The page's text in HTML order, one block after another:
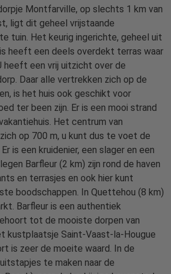
Montfarville, op slechts 1 km van
ligt dit geheel vrijstaande
tuin. Het keurig ingerichte, geheel uit
heeft een deels overdekt terras waar
heeft een vrij uitzicht over de
Daar alle vertrekken zich op de
is het huis ook geschikt voor
ter been zijn. Er is een mooi strand
Het centrum van
op 700 m, u kunt dus te voet de
is een kruidenier, een slager en een
Barfleur (2 km) zijn rond de haven
en terrasjes en ook hier kunt
boodschappen. In Quettehou (8 km)
Barfleur is een authentiek
tot de mooiste dorpen van
kustplaatsje Saint-Vaast-la-Hougue
is zeer de moeite waard. In de
te maken naar de